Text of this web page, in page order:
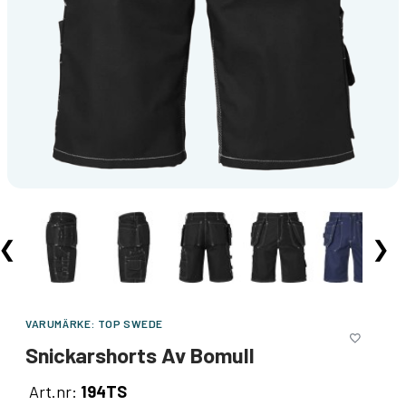
❯
VARUMÄRKE: TOP SWEDE
Snickarshorts Av Bomull
Art.nr: 194TS